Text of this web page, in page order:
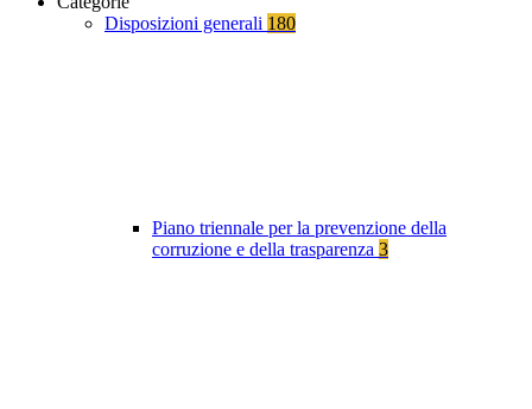
Disposizioni generali 180
Piano triennale per la prevenzione della
corruzione e della trasparenza 3